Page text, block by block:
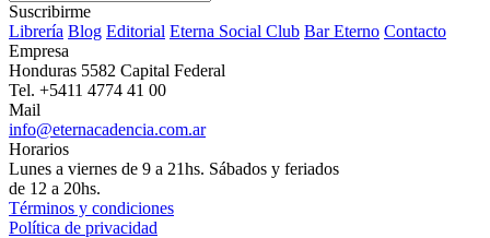
Suscribirme
Librería Blog Editorial Eterna Social Club Bar Eterno Contacto
Empresa
Honduras 5582 Capital Federal
Tel. +5411 4774 41 00
Mail
info@eternacadencia.com.ar
Horarios
Lunes a viernes de 9 a 21hs. Sábados y feriados
de 12 a 20hs.
Términos y condiciones
Política de privacidad